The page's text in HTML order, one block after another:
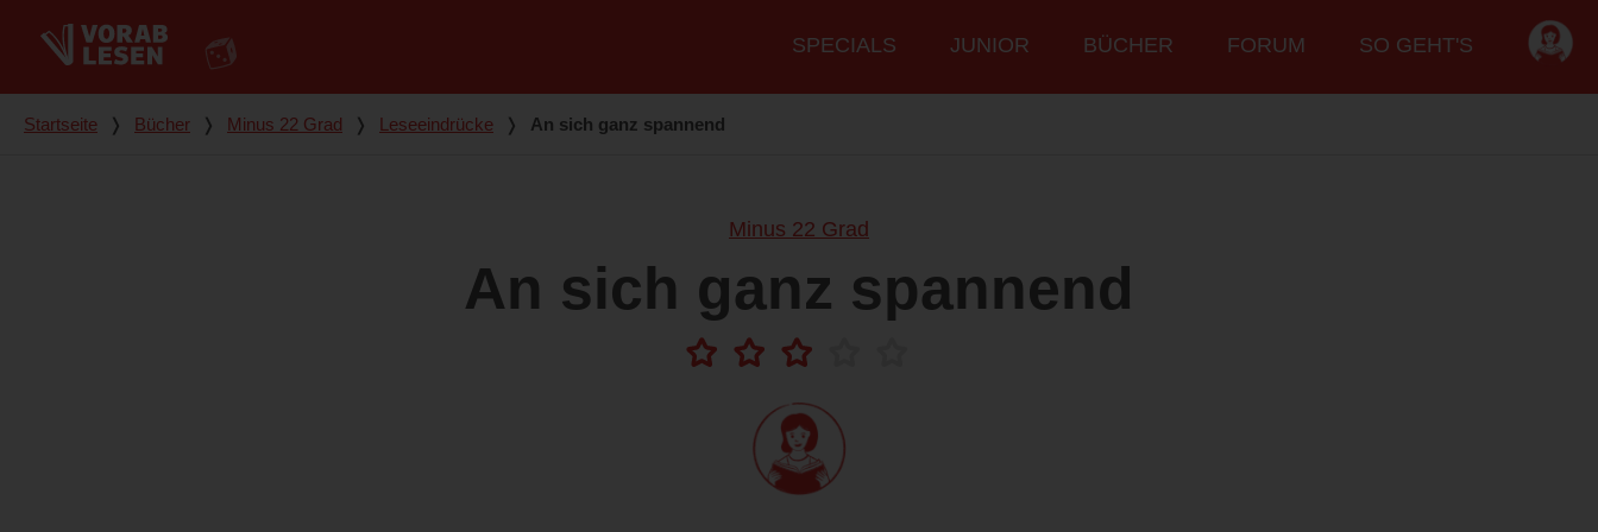
Hauptmenü
SPECIALS JUNIOR BÜCHER FORUM SO GEHT'S
Du bist hier
Startseite ❭ Bücher ❭ Minus 22 Grad ❭ Leseeindrücke ❭ An sich ganz spannend
Minus 22 Grad
An sich ganz spannend